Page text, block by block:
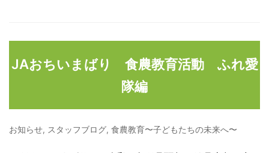
JAおちいまばり 食農教育活動 ふれ愛
隊編
お知らせ, スタッフブログ, 食農教育〜子どもたちの未来へ〜